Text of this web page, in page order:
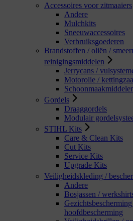
Accessoires voor zitmaaiers
Andere
Mulchkits
Sneeuwaccessoires
Verbruiksgoederen
Brandstoffen / oliën /
reinigingsmiddelen
Jerrycans /
Motorolie /
Gordels
Draaggordels
Modulair
STIHL Kits
Care & Clean Kits
Cut Kits
Service Kits
Upgrade Kits
Veiligheidskleding /
Andere
Bosjassen /
hoofdbescherming